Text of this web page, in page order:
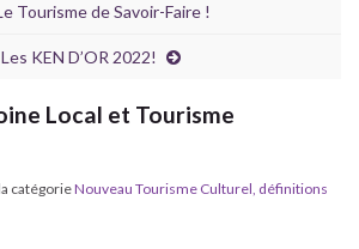
Tourisme de Savoir-Faire !
Les KEN D’OR 2022!
Local et Tourisme
catégorieNouveau Tourisme Culturel, définitions